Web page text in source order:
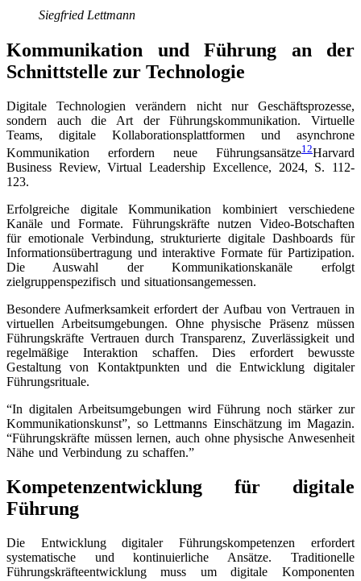
Siegfried Lettmann
Kommunikation und Führung an der
Schnittstelle zur Technologie
Digitale Technologien verändern nicht nur Geschäftsprozesse,
sondern auch die Art der Führungskommunikation. Virtuelle
Teams, digitale Kollaborationsplattformen und asynchrone
Kommunikation erfordern neue Führungsansätze12Harvard
Business Review, Virtual Leadership Excellence, 2024, S. 112-
123.
Erfolgreiche digitale Kommunikation kombiniert verschiedene
Kanäle und Formate. Führungskräfte nutzen Video-Botschaften
für emotionale Verbindung, strukturierte digitale Dashboards für
Informationsübertragung und interaktive Formate für Partizipation.
Die Auswahl der Kommunikationskanäle erfolgt
zielgruppenspezifisch und situationsangemessen.
Besondere Aufmerksamkeit erfordert der Aufbau von Vertrauen in
virtuellen Arbeitsumgebungen. Ohne physische Präsenz müssen
Führungskräfte Vertrauen durch Transparenz, Zuverlässigkeit und
regelmäßige Interaktion schaffen. Dies erfordert bewusste
Gestaltung von Kontaktpunkten und die Entwicklung digitaler
Führungsrituale.
“In digitalen Arbeitsumgebungen wird Führung noch stärker zur
Kommunikationskunst”, so Lettmanns Einschätzung im Magazin.
“Führungskräfte müssen lernen, auch ohne physische Anwesenheit
Nähe und Verbindung zu schaffen.”
Kompetenzentwicklung für digitale
Führung
Die Entwicklung digitaler Führungskompetenzen erfordert
systematische und kontinuierliche Ansätze. Traditionelle
Führungskräfteentwicklung muss um digitale Komponenten